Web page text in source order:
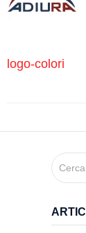
logo-colori
Assistenza
Prelievi a
Decubito